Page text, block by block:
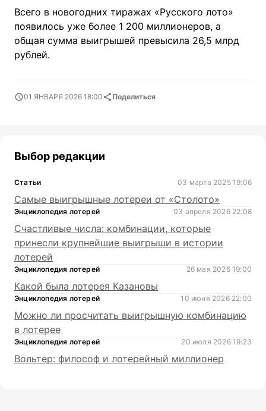
Всего в новогодних тиражах «Русского лото»
появилось уже более 1 200 миллионеров, а
общая сумма выигрышей превысила 26,5 млрд
рублей.
01 ЯНВАРЯ 2026 18:00 Поделиться
Выбор редакции
Статьи 03 марта 2025 19:06
Самые выигрышные лотереи от «Столото»
Энциклопедия лотерей 03 апреля 2026 22:08
Счастливые числа: комбинации, которые
принесли крупнейшие выигрыши в истории
лотерей
Энциклопедия лотерей 26 мая 2026 19:00
Какой была лотерея Казановы
Энциклопедия лотерей 10 июня 2026 22:00
Можно ли просчитать выигрышную комбинацию
в лотерее
Энциклопедия лотерей 20 июля 2026 19:23
Вольтер: философ и лотерейный миллионер